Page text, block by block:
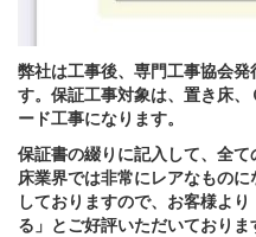
弊社は工事後、専門工事協会
す。保証工事対象は、置き床
ード工事になります。
保証書の綴りに記入して、全
床業界では非常にレアなもの
しておりますので、お客様よ
る」とご好評いただいており